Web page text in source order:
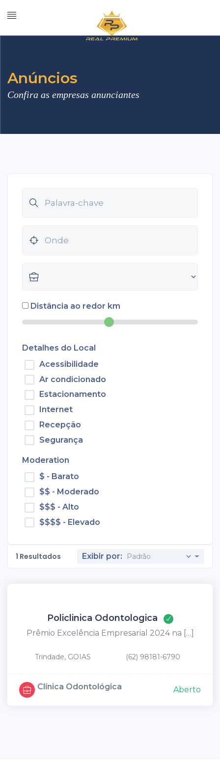
Anúncios
Confira as empresas anunciantes
Distância ao redor km
Detalhes do Local
Acessibilidade
Ar condicionado
Estacionamento
Internet
Recepção
Segurança
Moderation
$ - Barato
$$ - Moderado
$$$ - Alto
$$$$ - Elevado
1 Resultados Exibir por:
Policlinica Odontologica
Prêmio Excelência Empresarial 2024 na […]
Trindade, GOIAS (62) 98181-6790
Clínica Odontológica Aberto